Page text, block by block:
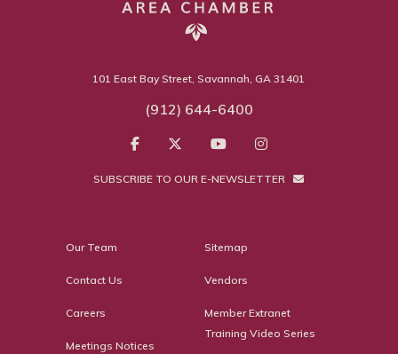
101 East Bay Street, Savannah, GA 31401
(912) 644-6400
SUBSCRIBE TO OUR E-NEWSLETTER
Our Team
Contact Us
Careers
Meetings Notices
Sitemap
Vendors
Member Extranet
Training Video Series